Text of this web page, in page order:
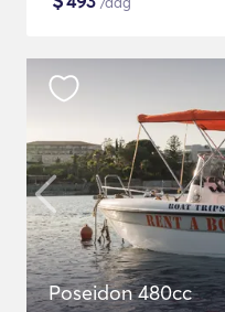
Poseidon 480cc